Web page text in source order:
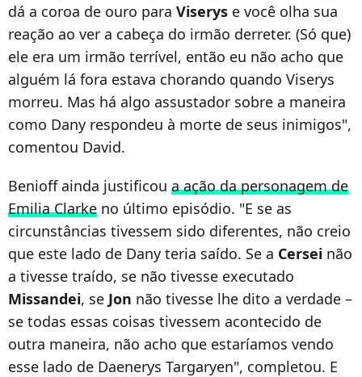
dá a coroa de ouro para Viserys e você olha sua
reação ao ver a cabeça do irmão derreter. (Só que)
ele era um irmão terrível, então eu não acho que
alguém lá fora estava chorando quando Viserys
morreu. Mas há algo assustador sobre a maneira
como Dany respondeu à morte de seus inimigos",
comentou David.
Benioff ainda justificou a ação da personagem de
Emilia Clarke no último episódio. "E se as
circunstâncias tivessem sido diferentes, não creio
que este lado de Dany teria saído. Se a Cersei não
a tivesse traído, se não tivesse executado
Missandei, se Jon não tivesse lhe dito a verdade –
se todas essas coisas tivessem acontecido de
outra maneira, não acho que estaríamos vendo
esse lado de Daenerys Targaryen", completou. E